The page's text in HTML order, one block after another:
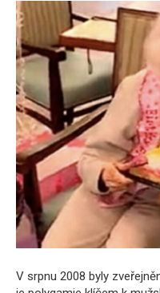
V srpnu 2008 byly